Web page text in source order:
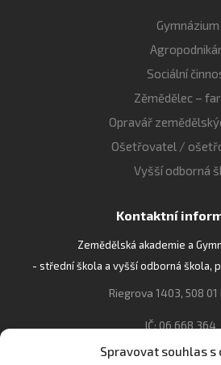
Spravovat souhlas s
Gymnázium
Sociální
Zěmědělec –
Opravář
Ošetřovatel /
Vyšší odborná
Kontaktní
Zemědělská akademie a
- střední škola a vyšší odborná škola,
Riegrova 1403, 508
IČ: 06 668 364
493 623 021, 493